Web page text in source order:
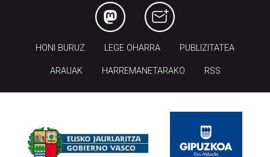
HONI BURUZ LEGE OHARRA PUBLIZITATEA
ARAUAK HARREMANETARAKO RSS